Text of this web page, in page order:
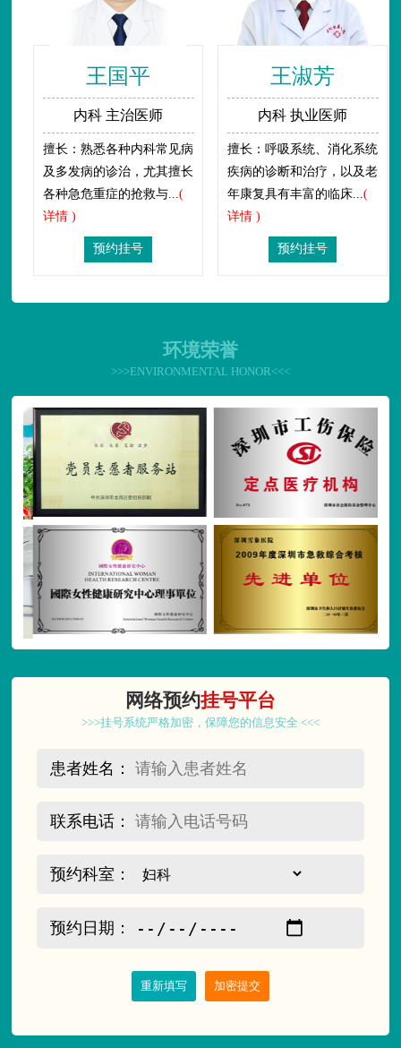
王国平
内科 主治医师
擅长：熟悉各种内科常见病
及多发病的诊治，尤其擅长
各种急危重症的抢救与...(
详情 )
预约挂号
王淑芳
内科 执业医师
擅长：呼吸系统、消化系统
疾病的诊断和治疗，以及老
年康复具有丰富的临床...(
详情 )
预约挂号
环境荣誉
>>>ENVIRONMENTAL HONOR<<<
网络预约挂号平台
>>>挂号系统严格加密，保障您的信息安全 <<<
患者姓名：
联系电话：
预约科室：
预约日期：
重新填写 加密提交